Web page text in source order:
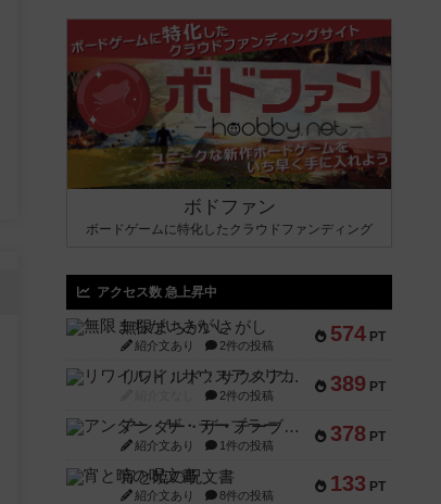
ボドファン
ボードゲームに特化したクラウドファンディング
アクセス数 急上昇中
574 PT
無限まちがいさがし
紹介文あり 2件の投稿
389 PT
リワイルド：サウスアメリカ
2件の投稿
378 PT
アンダー・ザ・テーブラー
紹介文あり 1件の投稿
133 PT
宵と暁の呪文書
紹介文あり 8件の投稿